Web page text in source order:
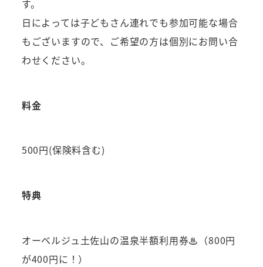
す。
日によっては子どもさん連れでも参加可能な場合
もございますので、ご希望の方は個別にお問い合
わせください。
料金
500円(保険料含む)
特典
オーベルジュ土佐山の温泉半額利用券♨（800円
が400円に！）